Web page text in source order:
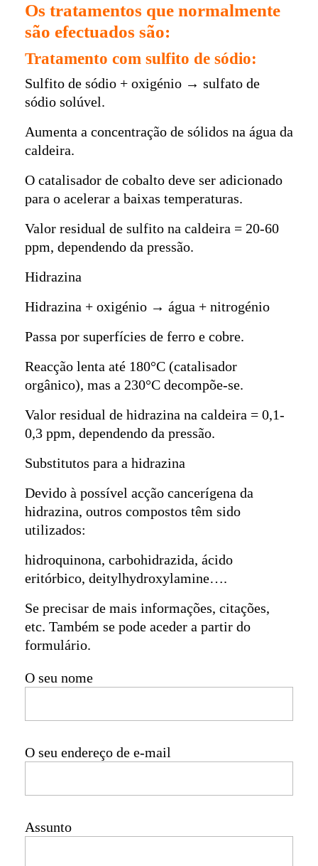
Os tratamentos que normalmente
são efectuados são:
Tratamento com sulfito de sódio:
Sulfito de sódio + oxigénio → sulfato de
sódio solúvel.
Aumenta a concentração de sólidos na água da
caldeira.
O catalisador de cobalto deve ser adicionado
para o acelerar a baixas temperaturas.
Valor residual de sulfito na caldeira = 20-60
ppm, dependendo da pressão.
Hidrazina
Hidrazina + oxigénio → água + nitrogénio
Passa por superfícies de ferro e cobre.
Reacção lenta até 180°C (catalisador
orgânico), mas a 230°C decompõe-se.
Valor residual de hidrazina na caldeira = 0,1-
0,3 ppm, dependendo da pressão.
Substitutos para a hidrazina
Devido à possível acção cancerígena da
hidrazina, outros compostos têm sido
utilizados:
hidroquinona, carbohidrazida, ácido
eritórbico, deitylhydroxylamine….
Se precisar de mais informações, citações,
etc. Também se pode aceder a partir do
formulário.
O seu nome
O seu endereço de e-mail
Assunto